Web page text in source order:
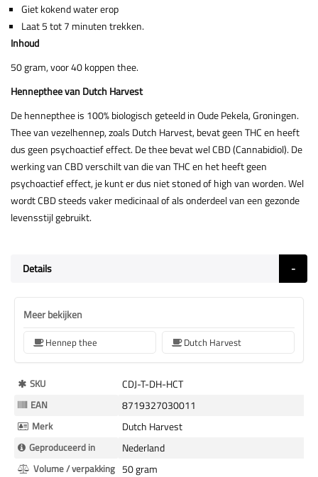
Giet kokend water erop
Laat 5 tot 7 minuten trekken.
Inhoud
50 gram, voor 40 koppen thee.
Hennepthee van Dutch Harvest
De hennepthee is 100% biologisch geteeld in Oude Pekela, Groningen.
Thee van vezelhennep, zoals Dutch Harvest, bevat geen THC en heeft
dus geen psychoactief effect. De thee bevat wel CBD (Cannabidiol). De
werking van CBD verschilt van die van THC en het heeft geen
psychoactief effect, je kunt er dus niet stoned of high van worden. Wel
wordt CBD steeds vaker medicinaal of als onderdeel van een gezonde
levensstijl gebruikt.
Details
Meer bekijken
Hennep thee Dutch Harvest
Meer
Informatie
SKU CDJ-T-DH-HCT
EAN 8719327030011
Merk Dutch Harvest
Geproduceerd in Nederland
Volume / verpakking 50 gram